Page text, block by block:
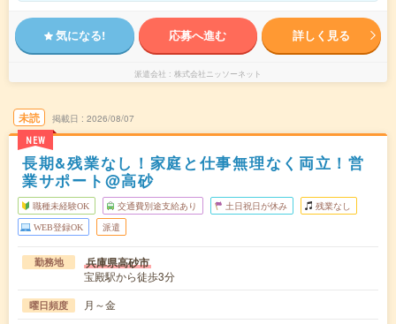
気になる! 応募へ進む 詳しく見る
派遣会社 株式会社ニッソーネット
未読
NEW
掲載日 2026/08/07
長期&残業なし！家庭と仕事無理なく両立！営
業サポート@高砂
職種未経験OK 交通費別途支給あり 土日祝日が休み 残業なし
WEB登録OK 派遣
勤務地 兵庫県高砂市
宝殿駅から徒歩3分
曜日頻度 月～金